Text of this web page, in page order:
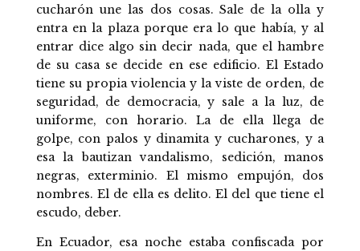
cucharón une las dos cosas. Sale de la olla y
entra en la plaza porque era lo que había, y al
entrar dice algo sin decir nada, que el hambre
de su casa se decide en ese edificio. El Estado
tiene su propia violencia y la viste de orden, de
seguridad, de democracia, y sale a la luz, de
uniforme, con horario. La de ella llega de
golpe, con palos y dinamita y cucharones, y a
esa la bautizan vandalismo, sedición, manos
negras, exterminio. El mismo empujón, dos
nombres. El de ella es delito. El del que tiene el
escudo, deber.
En Ecuador, esa noche estaba confiscada por